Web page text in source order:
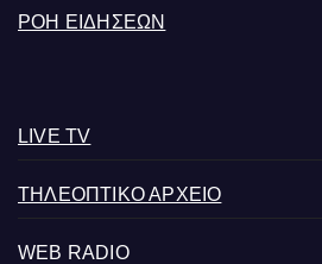
ΡΟΗ ΕΙΔΗΣΕΩΝ
LIVE TV
ΤΗΛΕΟΠΤΙΚΟ ΑΡΧΕΙΟ
WEB RADIO